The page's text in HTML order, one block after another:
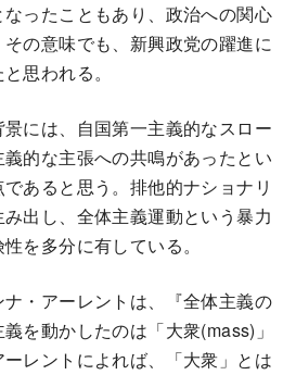
ったこともあり、政治への関心
の意味でも、新興政党の躍進に
思われる。
には、自国第一主義的なスロー
的な主張への共鳴があったとい
あると思う。排他的ナショナリ
出し、全体主義運動という暴力
を多分に有している。
・アーレントは、『全体主義の
を動かしたのは「大衆(mass)」
レントによれば、「大衆」とは